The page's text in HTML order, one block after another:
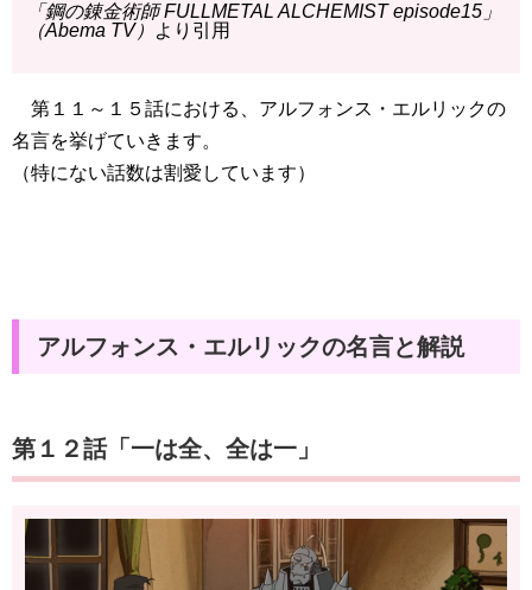
「鋼の錬金術師 FULLMETAL ALCHEMIST episode15」
（Abema TV）
より引用
第１１～１５話における、アルフォンス・エルリックの
名言を挙げていきます。
（特にない話数は割愛しています）
アルフォンス・エルリックの名言と解説
第１２話「一は全、全は一」